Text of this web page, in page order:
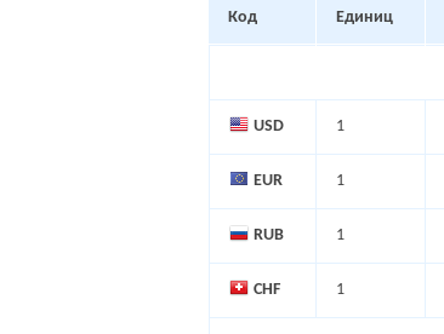
Код Единиц
USD 1
EUR 1
RUB 1
CHF 1